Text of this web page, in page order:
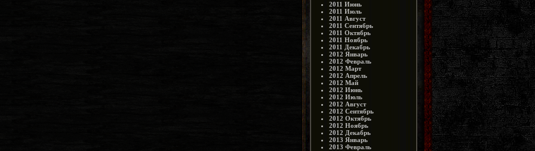
2011 Июнь
2011 Июль
2011 Август
2011 Сентябрь
2011 Октябрь
2011 Ноябрь
2011 Декабрь
2012 Январь
2012 Февраль
2012 Март
2012 Апрель
2012 Май
2012 Июнь
2012 Июль
2012 Август
2012 Сентябрь
2012 Октябрь
2012 Ноябрь
2012 Декабрь
2013 Январь
2013 Февраль